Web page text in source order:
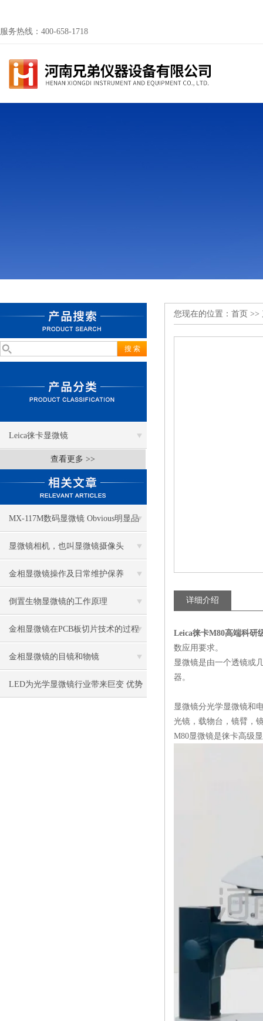
服务热线：400-658-1718
Leica徕卡显微镜
查看更多 >>
MX-117M数码显微镜 Obvious明显品
牌值得推荐
显微镜相机，也叫显微镜摄像头
金相显微镜操作及日常维护保养
倒置生物显微镜的工作原理
金相显微镜在PCB板切片技术的过程
控制中的作用
金相显微镜的目镜和物镜
LED为光学显微镜行业带来巨变 优势
您现在的位置： 首页 >>
详细介绍
Leica徕卡M80高端科研
数应用要求。
显微镜是由一个透镜或
器。
显微镜分光学显微镜和
光镜，载物台，镜臂，
M80显微镜是徕卡高级